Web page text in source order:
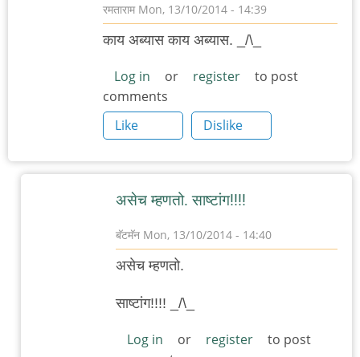
रमतारामMon, 13/10/2014 - 14:39
काय अब्यास काय अब्यास. _/\_
Log in or register
to post
comments
Like
Dislike
असेच म्हणतो. साष्टांग!!!!
बॅटमॅन Mon, 13/10/2014 - 14:40
In
to
by
असेच म्हणतो.
साष्टांग!!!! _/\_
Log in or register
to post